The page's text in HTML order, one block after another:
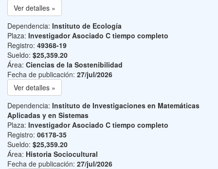
Ver detalles »
Dependencia: Instituto de Ecología
Plaza: Investigador Asociado C tiempo completo
Registro: 49368-19
Sueldo: $25,359.20
Área: Ciencias de la Sostenibilidad
Fecha de publicación: 27/jul/2026
Ver detalles »
Dependencia: Instituto de Investigaciones en Matemáticas
Aplicadas y en Sistemas
Plaza: Investigador Asociado C tiempo completo
Registro: 06178-35
Sueldo: $25,359.20
Área: Historia Sociocultural
Fecha de publicación: 27/jul/2026